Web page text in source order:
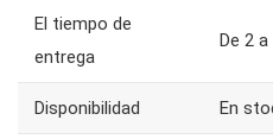
El tiempo de
entrega
De 2
Disponibilidad En